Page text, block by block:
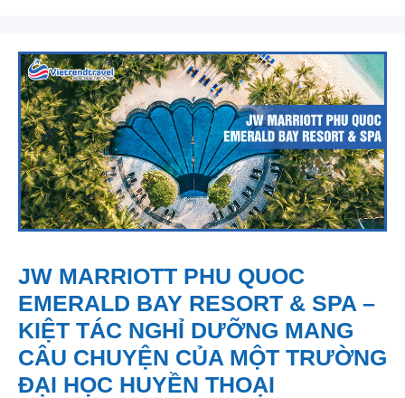
JW MARRIOTT PHU QUOC
EMERALD BAY RESORT & SPA –
KIỆT TÁC NGHỈ DƯỠNG MANG
CÂU CHUYỆN CỦA MỘT TRƯỜNG
ĐẠI HỌC HUYỀN THOẠI